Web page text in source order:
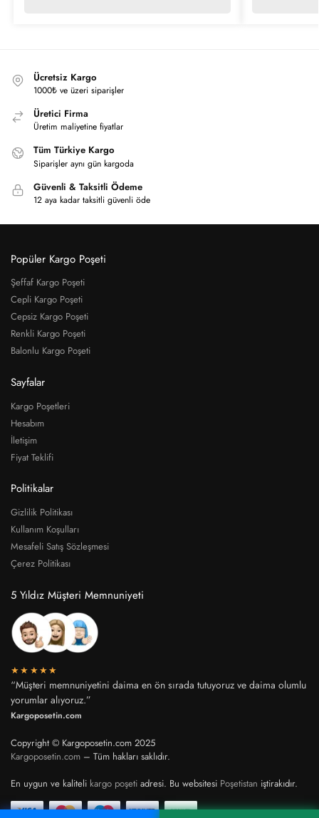
Ücretsiz Kargo
1000₺ ve üzeri siparişler
Üretici Firma
Üretim maliyetine fiyatlar
Tüm Türkiye Kargo
Siparişler aynı gün kargoda
Güvenli & Taksitli Ödeme
12 aya kadar taksitli güvenli öde
Popüler Kargo Poşeti
Şeffaf Kargo Poşeti
Cepli Kargo Poşeti
Cepsiz Kargo Poşeti
Renkli Kargo Poşeti
Balonlu Kargo Poşeti
Sayfalar
Kargo Poşetleri
Hesabım
İletişim
Fiyat Teklifi
Politikalar
Gizlilik Politikası
Kullanım Koşulları
Mesafeli Satış Sözleşmesi
Çerez Politikası
5 Yıldız Müşteri Memnuniyeti
★★★★★
“Müşteri memnuniyetini daima en ön sırada tutuyoruz ve daima olumlu
yorumlar alıyoruz.”
Kargoposetin.com
Copyright © Kargoposetin.com 2025
Kargoposetin.com – Tüm hakları saklıdır.
En uygun ve kaliteli kargo poşeti adresi. Bu websitesi Poşetistan iştirakıdır.